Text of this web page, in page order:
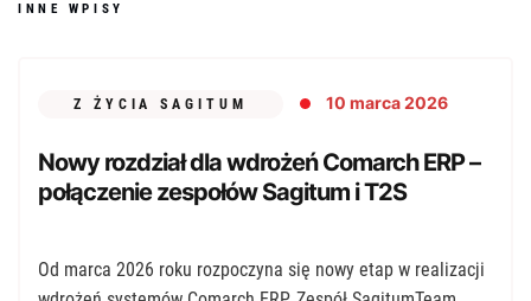
INNE WPISY
Z ŻYCIA SAGITUM 10 marca 2026
Nowy rozdział dla wdrożeń Comarch ERP –
połączenie zespołów Sagitum i T2S
Od marca 2026 roku rozpoczyna się nowy etap w realizacji